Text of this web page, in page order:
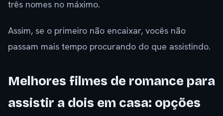
três nomes no máximo.
Assim, se o primeiro não encaixar, vocês não
passam mais tempo procurando do que assistindo.
Melhores filmes de romance para
assistir a dois em casa: opções